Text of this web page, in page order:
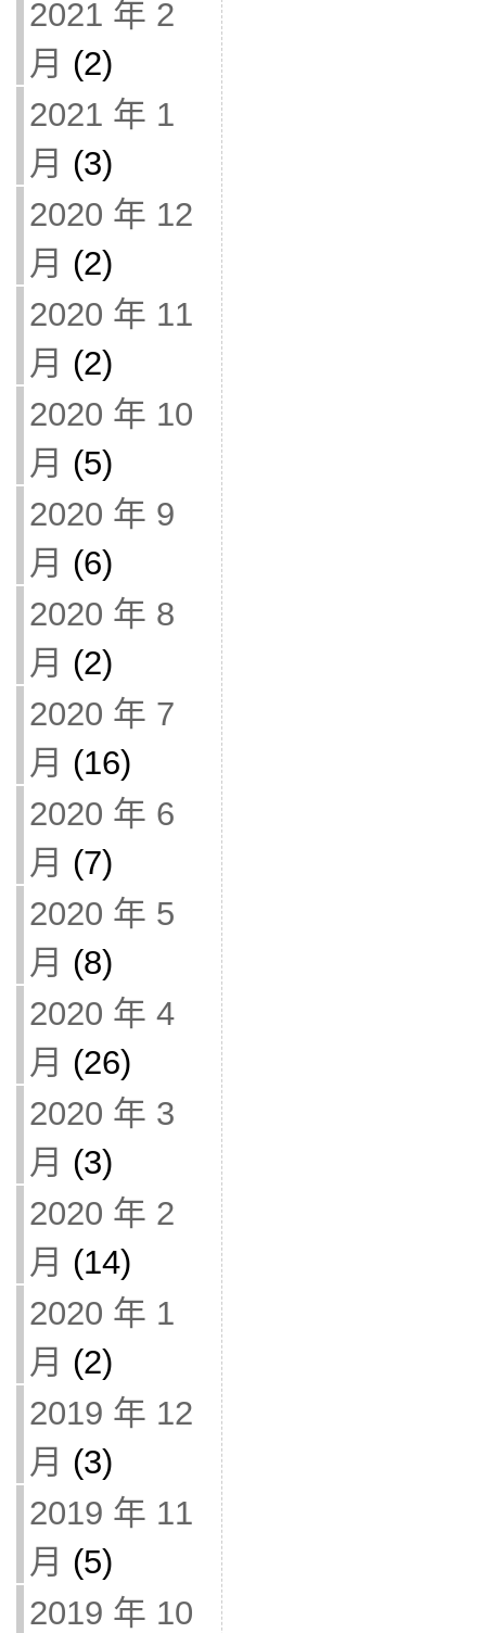
2021 年 2
月 (2)
2021 年 1
月 (3)
2020 年 12
月 (2)
2020 年 11
月 (2)
2020 年 10
月 (5)
2020 年 9
月 (6)
2020 年 8
月 (2)
2020 年 7
月 (16)
2020 年 6
月 (7)
2020 年 5
月 (8)
2020 年 4
月 (26)
2020 年 3
月 (3)
2020 年 2
月 (14)
2020 年 1
月 (2)
2019 年 12
月 (3)
2019 年 11
月 (5)
2019 年 10